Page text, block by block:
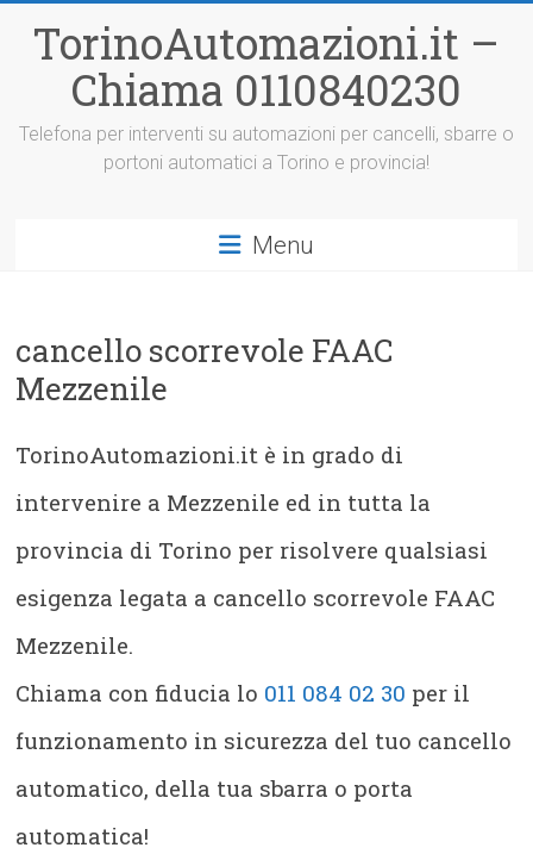
contenuto
TorinoAutomazioni.it –
Chiama 0110840230
Telefona per interventi su automazioni per cancelli, sbarre o
portoni automatici a Torino e provincia!
Menu
cancello scorrevole FAAC
Mezzenile
TorinoAutomazioni.it è in grado di
intervenire a Mezzenile ed in tutta la
provincia di Torino per risolvere qualsiasi
esigenza legata a cancello scorrevole FAAC
Mezzenile.
Chiama con fiducia lo 011 084 02 30 per il
funzionamento in sicurezza del tuo cancello
automatico, della tua sbarra o porta
automatica!